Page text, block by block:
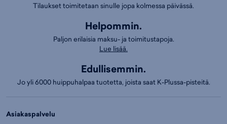
Tilaukset toimitetaan sinulle jopa kolmessa päivässä.
Helpommin.
Paljon erilaisia maksu- ja toimitustapoja.
Lue lisää.
Edullisemmin.
Jo yli 6000 huippuhalpaa tuotetta, joista saat K-Plussa-pisteitä.
Asiakaspalvelu